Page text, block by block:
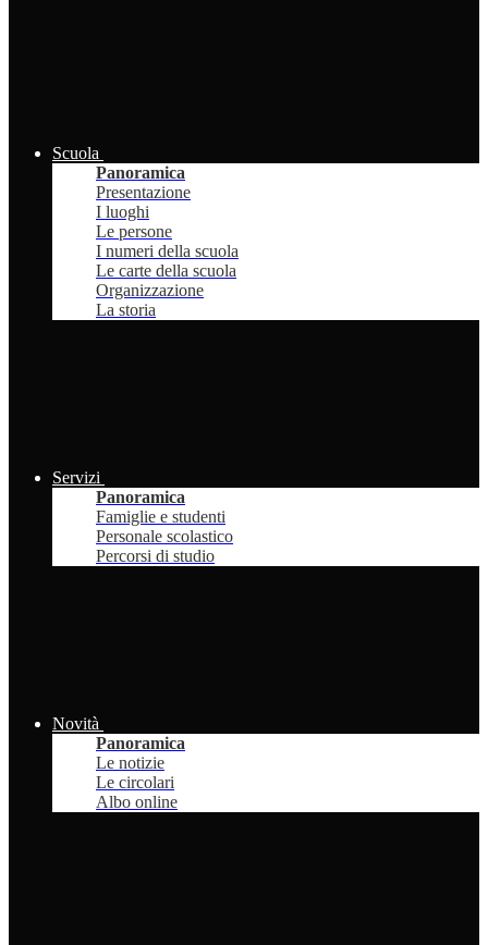
Scuola
Panoramica
Presentazione
I luoghi
Le persone
I numeri della scuola
Le carte della scuola
Organizzazione
La storia
Servizi
Panoramica
Famiglie e studenti
Personale scolastico
Percorsi di studio
Novità
Panoramica
Le notizie
Le circolari
Albo online